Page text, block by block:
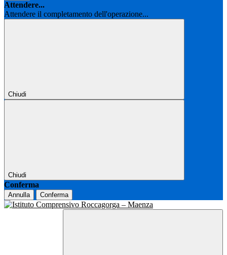
Attendere...
Attendere il completamento dell'operazione...
Chiudi
Chiudi
Conferma
Annulla Conferma